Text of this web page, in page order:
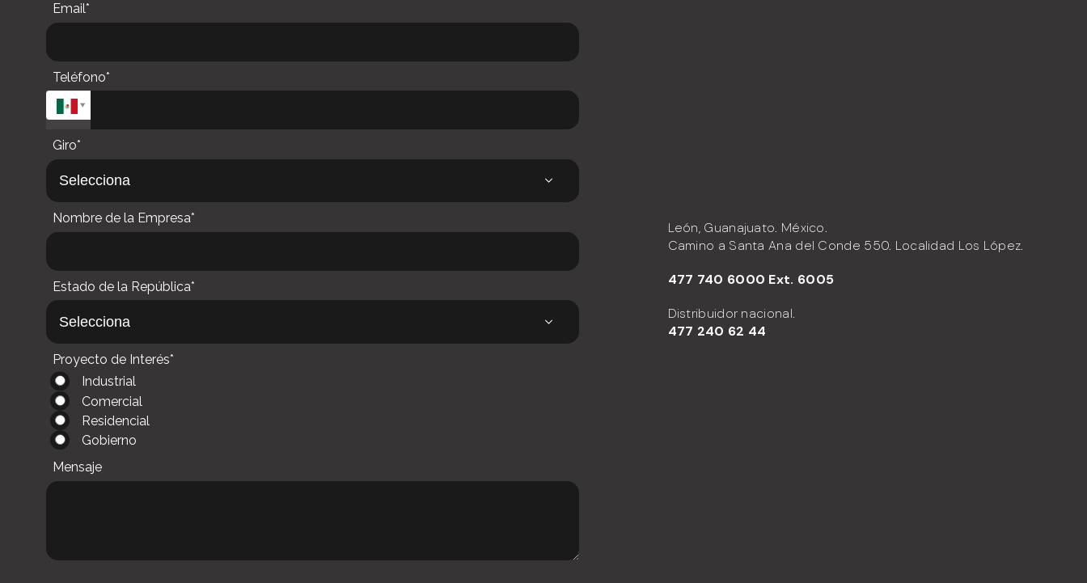
Email*
Teléfono*
Giro*
Nombre de la Empresa*
Estado de la República*
Proyecto de Interés*
Industrial
Comercial
Residencial
Gobierno
Mensaje
León, Guanajuato. México.
Camino a Santa Ana del Conde 550. Localidad Los López.
477 740 6000 Ext. 6005
Distribuidor nacional.
477 240 62 44